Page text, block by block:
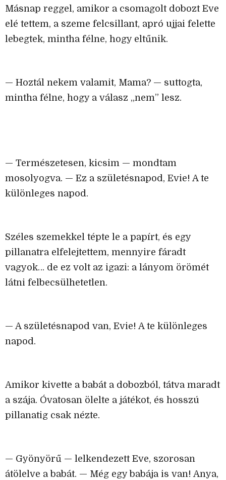
Másnap reggel, amikor a csomagolt dobozt Eve
elé tettem, a szeme felcsillant, apró ujjai felette
lebegtek, mintha félne, hogy eltűnik.
— Hoztál nekem valamit, Mama? — suttogta,
mintha félne, hogy a válasz „nem” lesz.
— Természetesen, kicsim — mondtam
mosolyogva. — Ez a születésnapod, Evie! A te
különleges napod.
Széles szemekkel tépte le a papírt, és egy
pillanatra elfelejtettem, mennyire fáradt
vagyok… de ez volt az igazi: a lányom örömét
látni felbecsülhetetlen.
— A születésnapod van, Evie! A te különleges
napod.
Amikor kivette a babát a dobozból, tátva maradt
a szája. Óvatosan ölelte a játékot, és hosszú
pillanatig csak nézte.
— Gyönyörű — lelkendezett Eve, szorosan
átölelve a babát. — Még egy babája is van! Anya,